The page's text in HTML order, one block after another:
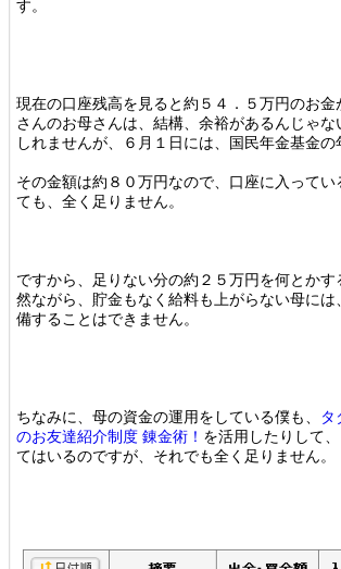
す。
現在の口座残高を見ると約５４．５万円のお
さんのお母さんは、結構、余裕があるんじゃ
しれませんが、６月１日には、国民年金基金
その金額は約８０万円なので、口座に入って
ても、全く足りません。
ですから、足りない分の約２５万円を何とか
然ながら、貯金もなく給料も上がらない母に
備することはできません。
ちなみに、母の資金の運用をしている僕も、
タ
のお友達紹介制度 錬金術！ を活用したりして
てはいるのですが、それでも全く足りません。